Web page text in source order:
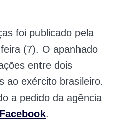
foi publicado pela
(7). O apanhado
entre dois
ao exército brasileiro.
a pedido da agência
Facebook.